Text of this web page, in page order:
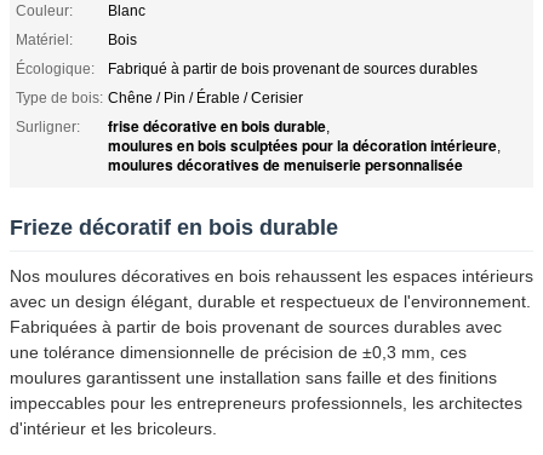
Couleur:
Blanc
Matériel:
Bois
Écologique:
Fabriqué à partir de bois provenant de sources durables
Type de bois: Chêne / Pin / Érable / Cerisier
Surligner:
frise décorative en bois durable,
moulures en bois sculptées pour la décoration intérieure,
moulures décoratives de menuiserie personnalisée
Frieze décoratif en bois durable
Nos moulures décoratives en bois rehaussent les espaces intérieurs
avec un design élégant, durable et respectueux de l'environnement.
Fabriquées à partir de bois provenant de sources durables avec
une tolérance dimensionnelle de précision de ±0,3 mm, ces
moulures garantissent une installation sans faille et des finitions
impeccables pour les entrepreneurs professionnels, les architectes
d'intérieur et les bricoleurs.